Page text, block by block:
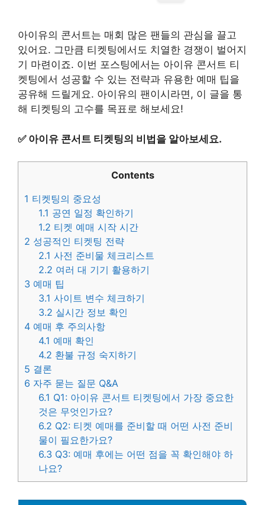
아이유의 콘서트는 매회 많은 팬들의 관심을 끌고
있어요. 그만큼 티켓팅에서도 치열한 경쟁이 벌어지
기 마련이죠. 이번 포스팅에서는 아이유 콘서트 티
켓팅에서 성공할 수 있는 전략과 유용한 예매 팁을
공유해 드릴게요. 아이유의 팬이시라면, 이 글을 통
해 티켓팅의 고수를 목표로 해보세요!
✅ 아이유 콘서트 티켓팅의 비법을 알아보세요.
Contents
1 티켓팅의 중요성
1.1 공연 일정 확인하기
1.2 티켓 예매 시작 시간
2 성공적인 티켓팅 전략
2.1 사전 준비물 체크리스트
2.2 여러 대 기기 활용하기
3 예매 팁
3.1 사이트 변수 체크하기
3.2 실시간 정보 확인
4 예매 후 주의사항
4.1 예매 확인
4.2 환불 규정 숙지하기
5 결론
6 자주 묻는 질문 Q&A
6.1 Q1: 아이유 콘서트 티켓팅에서 가장 중요한
것은 무엇인가요?
6.2 Q2: 티켓 예매를 준비할 때 어떤 사전 준비
물이 필요한가요?
6.3 Q3: 예매 후에는 어떤 점을 꼭 확인해야 하
나요?